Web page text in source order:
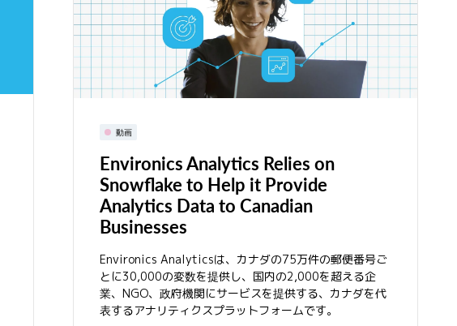
動画
Environics Analytics Relies on
Snowflake to Help it Provide
Analytics Data to Canadian
Businesses
Environics Analyticsは、カナダの75万件の郵便番号ご
とに30,000の変数を提供し、国内の2,000を超える企
業、NGO、政府機関にサービスを提供する、カナダを代
表するアナリティクスプラットフォームです。